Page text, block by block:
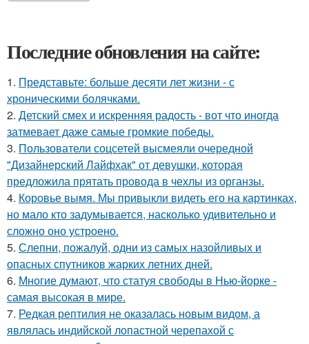
Последние обновления на сайте:
1. Представьте: больше десяти лет жизни - с
хроническими болячками.
2. Детский смех и искренняя радость - вот что иногда
затмевает даже самые громкие победы.
3. Пользователи соцсетей высмеяли очередной
"Дизайнерский Лайфхак" от девушки, которая
предложила прятать провода в чехлы из органзы.
4. Коровье вымя. Мы привыкли видеть его на картинках,
но мало кто задумывается, насколько удивительно и
сложно оно устроено.
5. Слепни, пожалуй, одни из самых назойливых и
опасных спутников жарких летних дней.
6. Многие думают, что статуя свободы в Нью-йорке -
самая высокая в мире.
7. Редкая рептилия не оказалась новым видом, а
являлась индийской лопастной черепахой с